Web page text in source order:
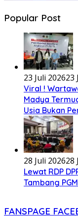
Popular Post
23 Juli 202623
Viral !
Madya
Usia Bukan
28 Juli 202628
Lewat RDP
Tambang
FANSPAGE